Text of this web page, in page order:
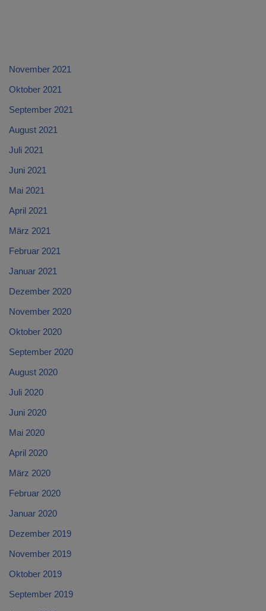
November 2021
Oktober 2021
September 2021
August 2021
Juli 2021
Juni 2021
Mai 2021
April 2021
März 2021
Februar 2021
Januar 2021
Dezember 2020
November 2020
Oktober 2020
September 2020
August 2020
Juli 2020
Juni 2020
Mai 2020
April 2020
März 2020
Februar 2020
Januar 2020
Dezember 2019
November 2019
Oktober 2019
September 2019